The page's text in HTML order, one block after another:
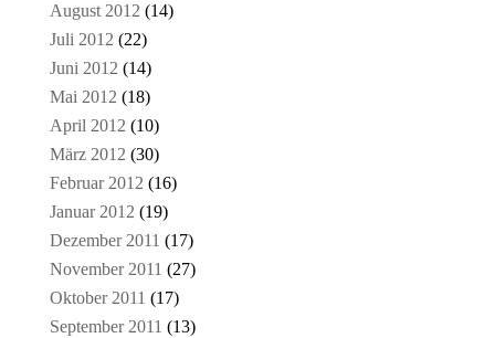
August 2012 (14)
Juli 2012 (22)
Juni 2012 (14)
Mai 2012 (18)
April 2012 (10)
März 2012 (30)
Februar 2012 (16)
Januar 2012 (19)
Dezember 2011 (17)
November 2011 (27)
Oktober 2011 (17)
September 2011 (13)